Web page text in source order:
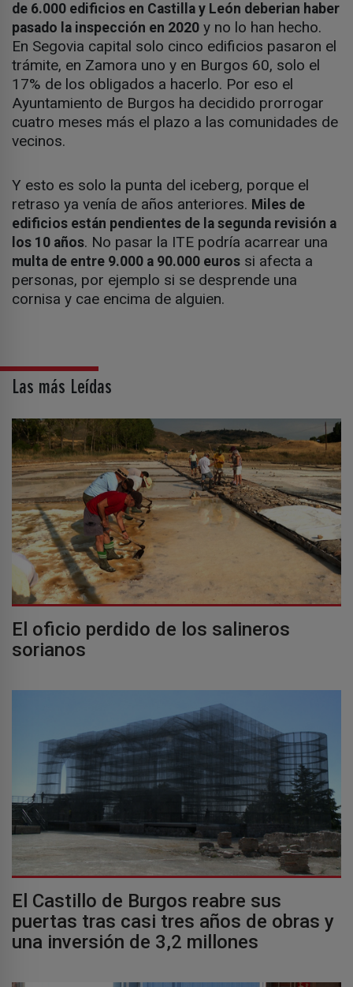
de 6.000 edificios en Castilla y León deberian haber
pasado la inspección en 2020 y no lo han hecho.
En Segovia capital solo cinco edificios pasaron el
trámite, en Zamora uno y en Burgos 60, solo el
17% de los obligados a hacerlo. Por eso el
Ayuntamiento de Burgos ha decidido prorrogar
cuatro meses más el plazo a las comunidades de
vecinos.
Y esto es solo la punta del iceberg, porque el
retraso ya venía de años anteriores. Miles de
edificios están pendientes de la segunda revisión a
los 10 años. No pasar la ITE podría acarrear una
multa de entre 9.000 a 90.000 euros si afecta a
personas, por ejemplo si se desprende una
cornisa y cae encima de alguien.
Las más Leídas
El oficio perdido de los salineros
sorianos
El Castillo de Burgos reabre sus
puertas tras casi tres años de obras y
una inversión de 3,2 millones